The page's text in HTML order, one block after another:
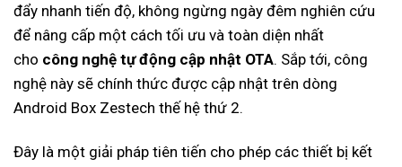
đẩy nhanh tiến độ, không ngừng ngày đêm nghiên cứu
để nâng cấp một cách tối ưu và toàn diện nhất
cho công nghệ tự động cập nhật OTA. Sắp tới, công
nghệ này sẽ chính thức được cập nhật trên dòng
Android Box Zestech thế hệ thứ 2.
Đây là một giải pháp tiên tiến cho phép các thiết bị kết